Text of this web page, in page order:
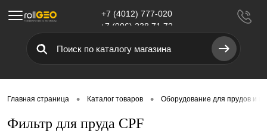
Меню
+7 (4012) 777-020
+7 (906) 238 71 72
Главная страница • Каталог товаров • Оборудование для прудов и
Фильтр для пруда CPF